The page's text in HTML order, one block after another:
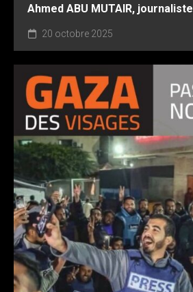
Ahmed ABU MUTAIR, journaliste
20 octobre 2025